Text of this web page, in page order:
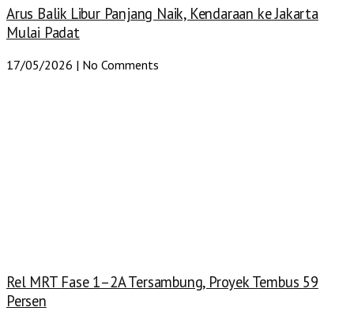
Arus Balik Libur Panjang Naik, Kendaraan ke Jakarta
Mulai Padat
17/05/2026 No Comments
Rel MRT Fase 1–2A Tersambung, Proyek Tembus 59
Persen